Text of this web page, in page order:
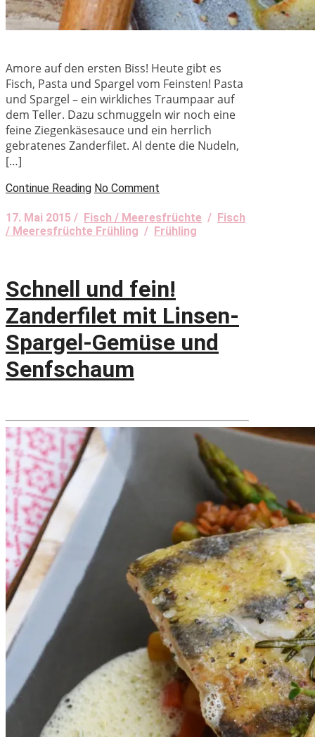
Amore auf den ersten Biss! Heute gibt es
Fisch, Pasta und Spargel vom Feinsten! Pasta
und Spargel – ein wirkliches Traumpaar auf
dem Teller. Dazu schmuggeln wir noch eine
feine Ziegenkäsesauce und ein herrlich
gebratenes Zanderfilet. Al dente die Nudeln,
[…]
Continue Reading No Comment
17. Mai 2015 / Fisch / Meeresfrüchte / Fisch
/ Meeresfrüchte Frühling / Frühling
Schnell und fein!
Zanderfilet mit Linsen-
Spargel-Gemüse und
Senfschaum